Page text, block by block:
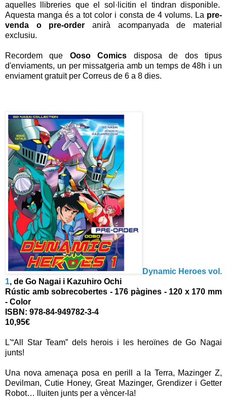
aquelles llibreries que el sol·licitin el tindran disponible.
Aquesta manga és a tot color i consta de 4 volums. La pre-
venda o pre-order anirà acompanyada de material
exclusiu.
Recordem que Ooso Comics disposa de dos tipus
d'enviaments, un per missatgeria amb un temps de 48h i un
enviament gratuït per Correus de 6 a 8 dies.
Dynamic Heroes vol.
1, de Go Nagai i Kazuhiro Ochi
Rústic amb sobrecobertes - 176 pàgines - 120 x 170 mm
- Color
ISBN: 978-84-949782-3-4
10,95€
L'“All Star Team” dels herois i les heroïnes de Go Nagai
junts!
Una nova amenaça posa en perill a la Terra, Mazinger Z,
Devilman, Cutie Honey, Great Mazinger, Grendizer i Getter
Robot… lluiten junts per a vèncer-la!